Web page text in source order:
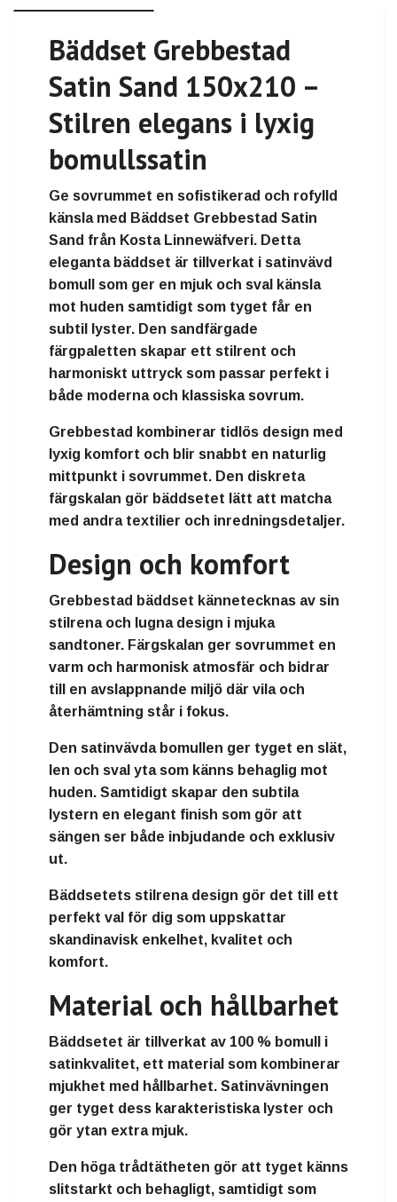
Bäddset Grebbestad
Satin Sand 150x210 –
Stilren elegans i lyxig
bomullssatin
Ge sovrummet en sofistikerad och rofylld
känsla med Bäddset Grebbestad Satin
Sand från Kosta Linnewäfveri. Detta
eleganta bäddset är tillverkat i satinvävd
bomull som ger en mjuk och sval känsla
mot huden samtidigt som tyget får en
subtil lyster. Den sandfärgade
färgpaletten skapar ett stilrent och
harmoniskt uttryck som passar perfekt i
både moderna och klassiska sovrum.
Grebbestad kombinerar tidlös design med
lyxig komfort och blir snabbt en naturlig
mittpunkt i sovrummet. Den diskreta
färgskalan gör bäddsetet lätt att matcha
med andra textilier och inredningsdetaljer.
Design och komfort
Grebbestad bäddset kännetecknas av sin
stilrena och lugna design i mjuka
sandtoner. Färgskalan ger sovrummet en
varm och harmonisk atmosfär och bidrar
till en avslappnande miljö där vila och
återhämtning står i fokus.
Den satinvävda bomullen ger tyget en slät,
len och sval yta som känns behaglig mot
huden. Samtidigt skapar den subtila
lystern en elegant finish som gör att
sängen ser både inbjudande och exklusiv
ut.
Bäddsetets stilrena design gör det till ett
perfekt val för dig som uppskattar
skandinavisk enkelhet, kvalitet och
komfort.
Material och hållbarhet
Bäddsetet är tillverkat av 100 % bomull i
satinkvalitet, ett material som kombinerar
mjukhet med hållbarhet. Satinvävningen
ger tyget dess karakteristiska lyster och
gör ytan extra mjuk.
Den höga trådtätheten gör att tyget känns
slitstarkt och behagligt, samtidigt som